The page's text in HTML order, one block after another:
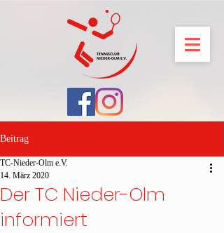
Beitrag
Der TC Nieder-Olm
informiert
TC-Nieder-Olm e.V.
14. März 2020